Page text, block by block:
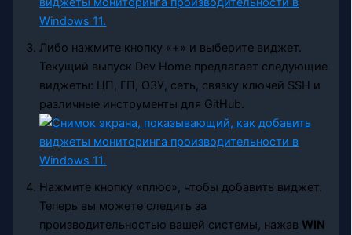
Либо нажмите кнопку «+» и выберите виджет.
Текущий выпуск Dev Home предлагает следующие
виджеты: ЦП, ГП, ОЗУ, сеть, связку ключей SSH и
различные инструменты для GitHub.
Нажмите кнопку «плюс», чтобы добавить виджет.
Теперь вы можете следить за
производительностью вашей системы, нажавWIN